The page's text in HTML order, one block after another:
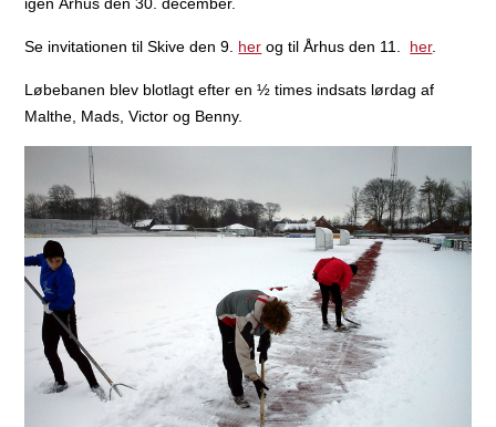
igen Århus den 30. december.
Se invitationen til Skive den 9. her og til Århus den 11. her.
Løbebanen blev blotlagt efter en ½ times indsats lørdag af
Malthe, Mads, Victor og Benny.